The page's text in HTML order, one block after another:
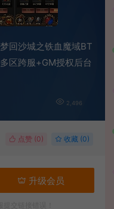
回沙城之铁血魔域BT
区跨服+GM授权后台
2,496
点赞 (0) 收藏 (0)
升级会员